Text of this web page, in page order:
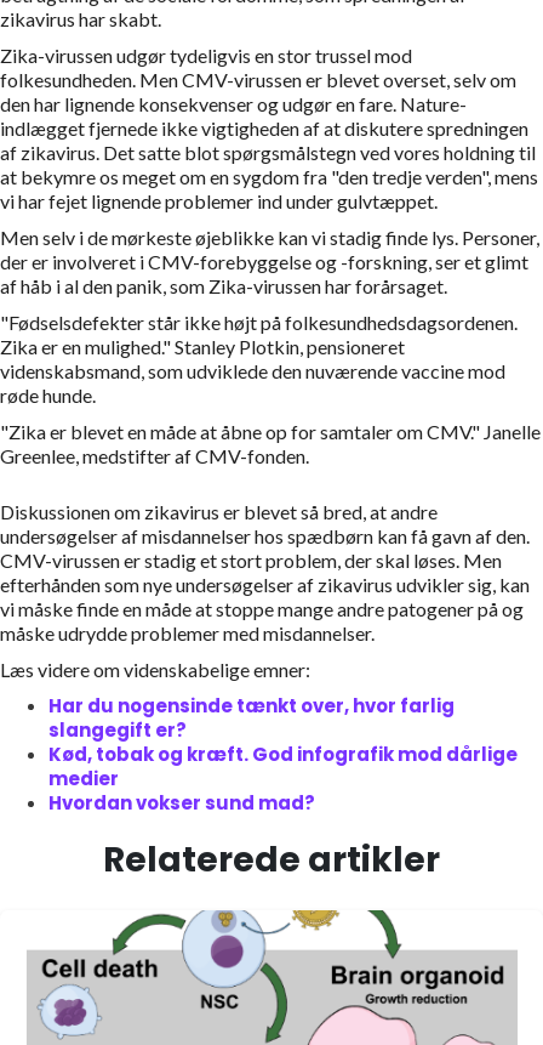
zikavirus har skabt.
Zika-virussen udgør tydeligvis en stor trussel mod
folkesundheden. Men CMV-virussen er blevet overset, selv om
den har lignende konsekvenser og udgør en fare. Nature-
indlægget fjernede ikke vigtigheden af at diskutere spredningen
af zikavirus. Det satte blot spørgsmålstegn ved vores holdning til
at bekymre os meget om en sygdom fra "den tredje verden", mens
vi har fejet lignende problemer ind under gulvtæppet.
Men selv i de mørkeste øjeblikke kan vi stadig finde lys. Personer,
der er involveret i CMV-forebyggelse og -forskning, ser et glimt
af håb i al den panik, som Zika-virussen har forårsaget.
"Fødselsdefekter står ikke højt på folkesundhedsdagsordenen.
Zika er en mulighed." Stanley Plotkin, pensioneret
videnskabsmand, som udviklede den nuværende vaccine mod
røde hunde.
"Zika er blevet en måde at åbne op for samtaler om CMV." Janelle
Greenlee, medstifter af CMV-fonden.
Diskussionen om zikavirus er blevet så bred, at andre
undersøgelser af misdannelser hos spædbørn kan få gavn af den.
CMV-virussen er stadig et stort problem, der skal løses. Men
efterhånden som nye undersøgelser af zikavirus udvikler sig, kan
vi måske finde en måde at stoppe mange andre patogener på og
måske udrydde problemer med misdannelser.
Læs videre om videnskabelige emner:
Har du nogensinde tænkt over, hvor farlig
slangegift er?
Kød, tobak og kræft. God infografik mod dårlige
medier
Hvordan vokser sund mad?
Relaterede artikler